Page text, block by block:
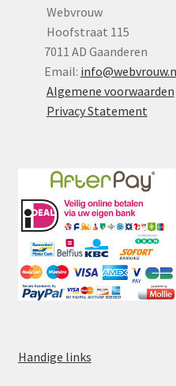
Webvrouw
Hoofstraat 115
7011 AD Gaanderen
Email:
Algemene voorwaarden
Privacy Statement
Handige links